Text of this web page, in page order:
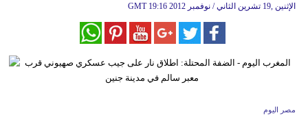
سياحة
GMT 19:16 2012 الإثنين ,19 تشرين الثاني / نوفمبر
مصر اليوم